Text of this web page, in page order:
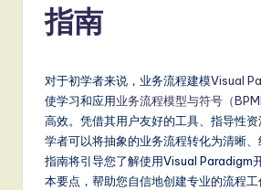
S
m
p
fi
指南
对于初学者来说，业务流程建模Visual
使学习和应用业务流程模型与符号（
高效。凭借其用户友好的工具、指导性
学者可以将抽象的业务流程转化为清晰
指南将引导您了解使用Visual Paradigm
本要点，帮助您自信地创建专业的流程工